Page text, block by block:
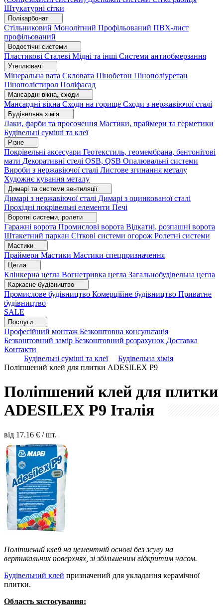
Штукатурні сітки
Полікарбонат
Стільниковий Монолітний Профільований ПВХ-лист
профільований
Водостічні системи
Пластикові Сталеві Мідні та інші Системи антиобмерзання
Утеплювачі
Мінеральна вата Скловата Пінобетон Пінополіуретан
Пінополістирол Поліфасад
Мансардні вікна, сходи
Мансардні вікна Сходи на горище Сходи з нержавіючої сталі
Будівельна хімія
Лаки, фарби та просочення Мастики, праймери та герметики
Будівельні суміші та клеї
Різне
Покрівельні аксесуари Геотекстиль, геомембрана, бентонітові
мати Декоративні стелі OSB, QSB Опалювальні системи
Вироби з нержавіючої сталі Листове згинання металу
Художнє кування металу
Димарі та системи вентиляції
Димарі з нержавіючої сталі Димарі з оцинкованої сталі
Прохідні покрівельні елементи Печі
Воротні системи, ролети
Гаражні ворота Промислові ворота Відкатні, розпашні ворота
Штакетний паркан Сіткові системи огорож Ролетні системи
Мастики
Праймери Мастики Мастики спецпризначення
Цегла
Клінкерна цегла Вогнетривка цегла Загальнобудівельна цегла
Каркасне будівництво
Промислове будівництво Комерційне будівництво Приватне
будівництво
SALE
Послуги
Професійний монтаж Безкоштовна консультація
Безкоштовний замір Безкоштовний розрахунок Доставка
Контакти
Будівельні суміші та клеї
Будівельна хімія
Поліпшений клей для плитки ADESILEX P9
Поліпшений клей для плитки
ADESILEX P9 Італія
від 17.16 € / шт.
Поліпшений клей на цементній основі без зсуву на
вертикальних поверхнях, зі збільшеним відкритим часом.
Будівельний клей призначений для укладання керамічної
плитки.
Область застосування: